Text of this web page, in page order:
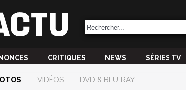
CRITIQUES NEWS SÉRIES TV
VIDÉOS DVD & BLU-RAY